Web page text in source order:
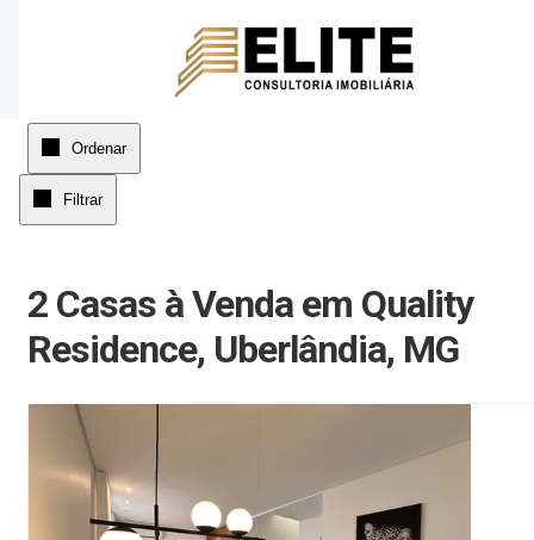
Página inicial
Ordenar
Filtrar
2 Casas à Venda em Quality
Residence, Uberlândia, MG